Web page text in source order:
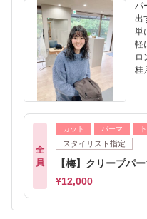
パ
出
単
軽
ロ
桂
全
員
カット パーマ
スタイリスト指定
【梅】クリープパ
¥12,000